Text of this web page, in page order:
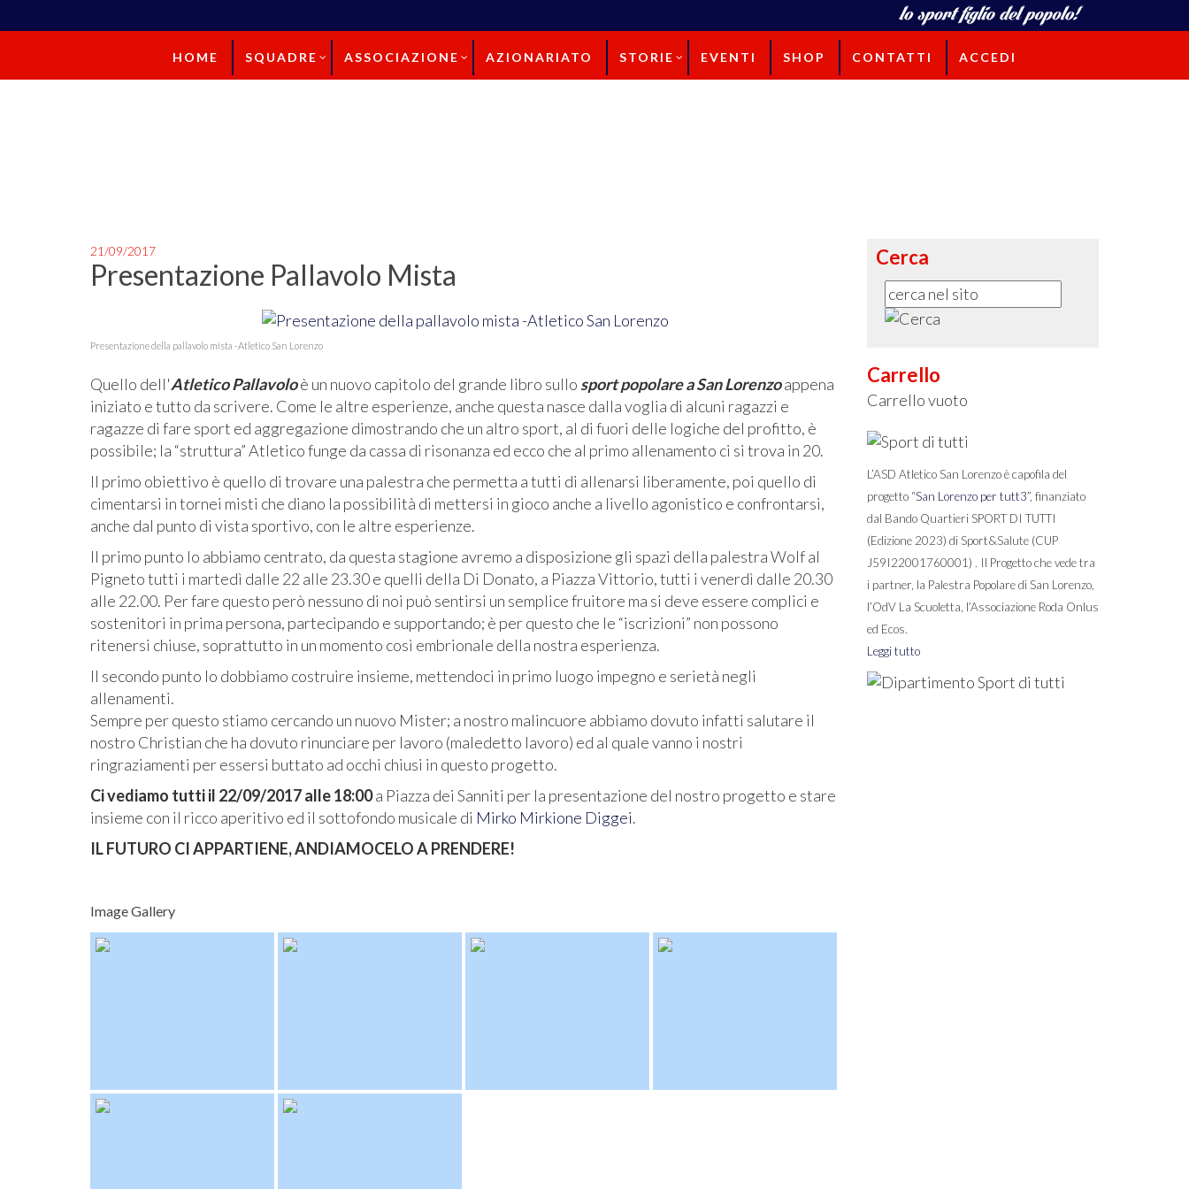
HOME SQUADRE ASSOCIAZIONE AZIONARIATO STORIE EVENTI SHOP CONTATTI ACCEDI
21/09/2017
Presentazione Pallavolo Mista
Presentazione della pallavolo mista -Atletico San Lorenzo
Quello dell'Atletico Pallavoloè un nuovo capitolo del grande libro sullo sport popolare a San Lorenzoappena
iniziato e tutto da scrivere. Come le altre esperienze, anche questa nasce dalla voglia di alcuni ragazzi e
ragazze di fare sport ed aggregazione dimostrando che un altro sport, al di fuori delle logiche del profitto, è
possibile; la “struttura” Atletico funge da cassa di risonanza ed ecco che al primo allenamento ci si trova in 20.
Il primo obiettivo è quello di trovare una palestra che permetta a tutti di allenarsi liberamente, poi quello di
cimentarsi in tornei misti che diano la possibilità di mettersi in gioco anche a livello agonistico e confrontarsi,
anche dal punto di vista sportivo, con le altre esperienze.
Il primo punto lo abbiamo centrato, da questa stagione avremo a disposizione gli spazi della palestra Wolf al
Pigneto tutti i martedì dalle 22 alle 23.30 e quelli della Di Donato, a Piazza Vittorio, tutti i venerdì dalle 20.30
alle 22.00. Per fare questo però nessuno di noi può sentirsi un semplice fruitore ma si deve essere complici e
sostenitori in prima persona, partecipando e supportando; è per questo che le “iscrizioni” non possono
ritenersi chiuse, soprattutto in un momento così embrionale della nostra esperienza.
Il secondo punto lo dobbiamo costruire insieme, mettendoci in primo luogo impegno e serietà negli
allenamenti.
Sempre per questo stiamo cercando un nuovo Mister; a nostro malincuore abbiamo dovuto infatti salutare il
nostro Christian che ha dovuto rinunciare per lavoro (maledetto lavoro) ed al quale vanno i nostri
ringraziamenti per essersi buttato ad occhi chiusi in questo progetto.
Ci vediamo tutti il 22/09/2017 alle 18:00a Piazza dei Sanniti per la presentazione del nostro progetto e stare
insieme con il ricco aperitivo ed il sottofondo musicale di Mirko Mirkione Diggei.
IL FUTURO CI APPARTIENE, ANDIAMOCELO A PRENDERE!
Image Gallery
Cerca
Carrello
Carrello vuoto
L’ASD Atletico San Lorenzo è capofila del
progetto “San Lorenzo per tutt3”, finanziato
dal Bando Quartieri SPORT DI TUTTI
(Edizione 2023) di Sport&Salute (CUP
J59I22001760001) . Il Progetto che vede tra
i partner, la Palestra Popolare di San Lorenzo,
l’OdV La Scuoletta, l’Associazione Roda Onlus
ed Ecos.
Leggi tutto